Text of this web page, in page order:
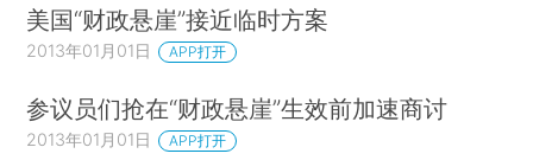
美国“财政悬崖”接近临时方案
2013年01月01日 APP打开
参议员们抢在“财政悬崖”生效前加速商讨
2013年01月01日 APP打开